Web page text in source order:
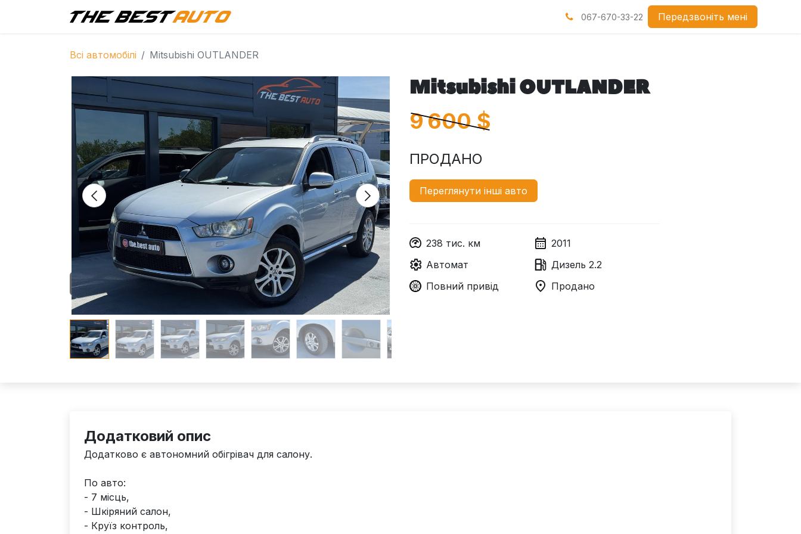
067-670-33-22 Передзвоніть мені
Всі автомобілі Mitsubishi OUTLANDER
Mitsubishi OUTLANDER
9 600$
ПРОДАНО
Переглянути інші авто
238 тис. км
2011
Автомат
Дизель 2.2
Повний привід Продано
Додатковий опис
Додатково є автономний обігрівач для салону.
По авто:
- 7 місць,
- Шкіряний салон,
- Круїз контроль,